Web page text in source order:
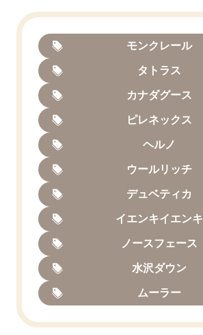
モンクレール
タトラス
カナダグース
ピレネックス
ヘルノ
ウールリッチ
デュベティカ
イエンキイエンキ
ノースフェース
水沢ダウン
ムーラー